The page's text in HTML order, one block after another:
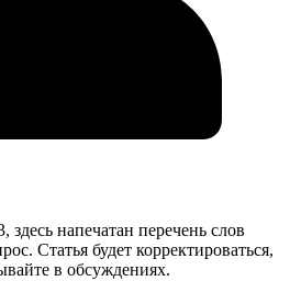
напечатан перечень слов
Статья будет корректироваться,
в обсуждениях.